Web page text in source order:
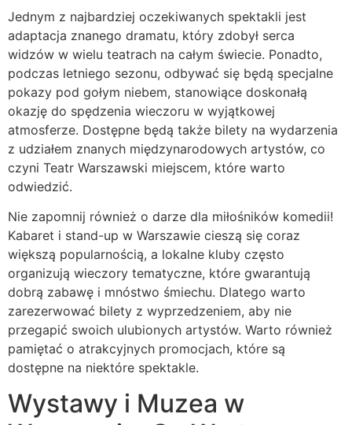
Jednym z najbardziej oczekiwanych spektakli jest
adaptacja znanego dramatu, który zdobył serca
widzów w wielu teatrach na całym świecie. Ponadto,
podczas letniego sezonu, odbywać się będą specjalne
pokazy pod gołym niebem, stanowiące doskonałą
okazję do spędzenia wieczoru w wyjątkowej
atmosferze. Dostępne będą także bilety na wydarzenia
z udziałem znanych międzynarodowych artystów, co
czyni Teatr Warszawski miejscem, które warto
odwiedzić.
Nie zapomnij również o darze dla miłośników komedii!
Kabaret i stand-up w Warszawie cieszą się coraz
większą popularnością, a lokalne kluby często
organizują wieczory tematyczne, które gwarantują
dobrą zabawę i mnóstwo śmiechu. Dlatego warto
zarezerwować bilety z wyprzedzeniem, aby nie
przegapić swoich ulubionych artystów. Warto również
pamiętać o atrakcyjnych promocjach, które są
dostępne na niektóre spektakle.
Wystawy i Muzea w